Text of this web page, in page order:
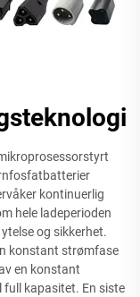
kontinuerlig
hele ladeperioden
og sikkerhet.
konstant strømfase
en konstant
kapasitet. En siste